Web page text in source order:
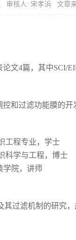
审核人: 宋孝浜 文章
论文4篇，其中SCI/EI
和过滤功能膜的开
工程专业，学士
科学与工程，博士
学院，讲师
其过滤机制的研究